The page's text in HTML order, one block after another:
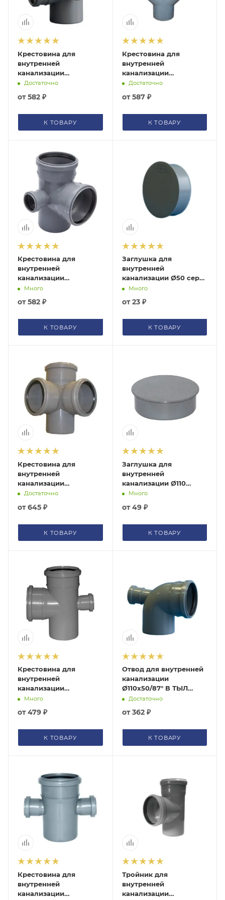
Крестовина для
внутренней
канализации
Ø110х110х50/87°
ПРАВАЯ серая Политэк
Достаточно
от582 ₽
К ТОВАРУ
Крестовина для
внутренней
канализации
Ø110х110/45° серая
Достаточно
от587 ₽
К ТОВАРУ
Крестовина для
внутренней
канализации
Ø110х110х50/87°
ЛЕВАЯ серая Политэк
Много
от582 ₽
К ТОВАРУ
Заглушка для
внутренней
канализации Ø50 серая
Политэк
Много
от23 ₽
К ТОВАРУ
Крестовина для
внутренней
канализации
Ø110х110/87°
Политэк 1201102
Достаточно
от645 ₽
К ТОВАРУ
Заглушка для
внутренней
канализации Ø110
серая Политэк
Много
от49 ₽
К ТОВАРУ
Крестовина для
внутренней
канализации
Ø110х110х50/87° серая
1311587Политэк
Много
от479 ₽
К ТОВАРУ
Отвод для внутренней
канализации
Ø110х50/87° В ТЫЛ
серый Политэк
Достаточно
от362 ₽
К ТОВАРУ
Крестовина для
внутренней
канализации
Тройник для
внутренней
канализации
помогут с подбором.